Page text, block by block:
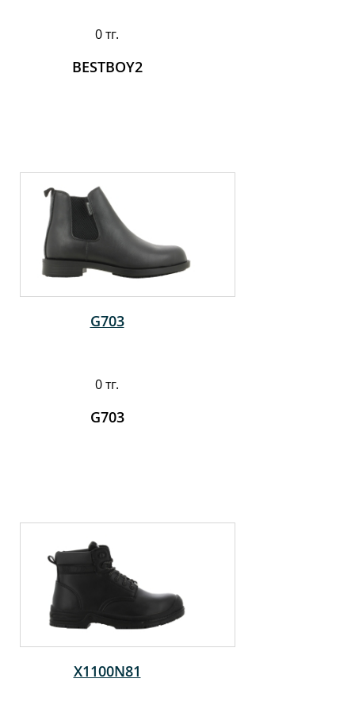
0 тг.
BESTBOY2
G703
0 тг.
G703
X1100N81